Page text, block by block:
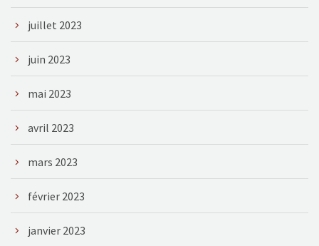
juillet 2023
juin 2023
mai 2023
avril 2023
mars 2023
février 2023
janvier 2023